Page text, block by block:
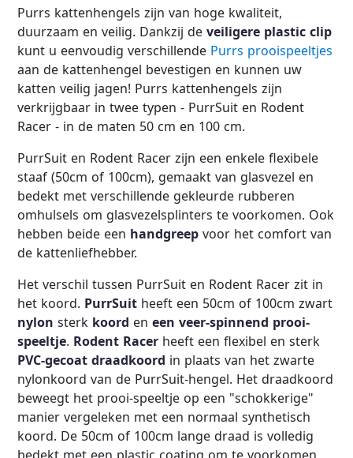
Purrs kattenhengels zijn van hoge kwaliteit,
duurzaam en veilig. Dankzij deveiligere plastic clip
kunt u eenvoudig verschillende Purrs prooispeeltjes
aan de kattenhengel bevestigen en kunnen uw
katten veilig jagen! Purrs kattenhengels zijn
verkrijgbaar in twee typen - PurrSuit en Rodent
Racer - in de maten 50 cm en 100 cm.
PurrSuit en Rodent Racer zijn een enkele flexibele
staaf (50cm of 100cm), gemaakt van glasvezel en
bedekt met verschillende gekleurde rubberen
omhulsels om glasvezelsplinters te voorkomen. Ook
hebben beide een handgreep voor het comfort van
de kattenliefhebber.
Het verschil tussen PurrSuit en Rodent Racer zit in
het koord. PurrSuit heeft een 50cm of 100cm zwart
nylon sterk koord eneen veer-spinnend prooi-
speeltje. Rodent Racer heeft een flexibel en sterk
PVC-gecoat draadkoord in plaats van het zwarte
nylonkoord van de PurrSuit-hengel. Het draadkoord
beweegt het prooi-speeltje op een "schokkerige"
manier vergeleken met een normaal synthetisch
koord. De 50cm of 100cm lange draad is volledig